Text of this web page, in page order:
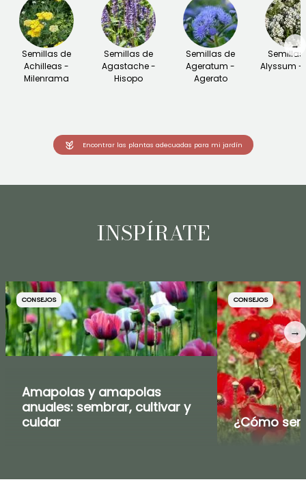
Semillas de
Achilleas -
Milenrama
Semillas de
Agastache -
Hisopo
Semillas de
Ageratum -
Agerato
Semillas
Alyssum -
→
Encontrar las plantas adecuadas para mi jardín
INSPÍRATE
CONSEJOS
Amapolas y amapolas
anuales: sembrar, cultivar y
cuidar
CONSEJOS
¿Cómo
→